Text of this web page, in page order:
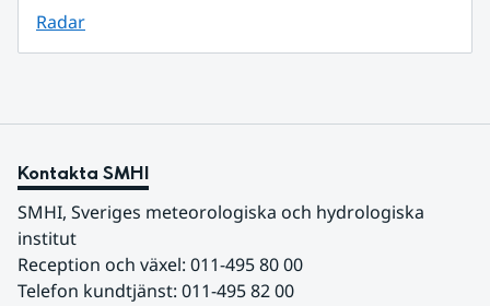
Radar
Kontakta SMHI
SMHI, Sveriges meteorologiska och hydrologiska
institut
Reception och växel: 011-495 80 00
Telefon kundtjänst: 011-495 82 00